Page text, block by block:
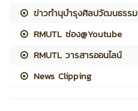
ข่าวทำนุบำรุงศิลปวัฒนธรรม
RMUTL ช่อง@Youtube
RMUTL วารสารออนไลน์
News Clipping